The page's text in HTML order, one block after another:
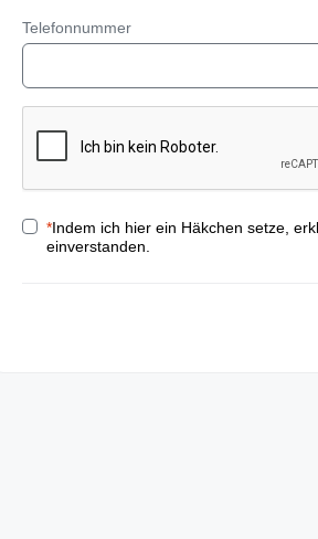
Telefonnummer
*Indem ich hier ein Häkchen setze,
einverstanden.